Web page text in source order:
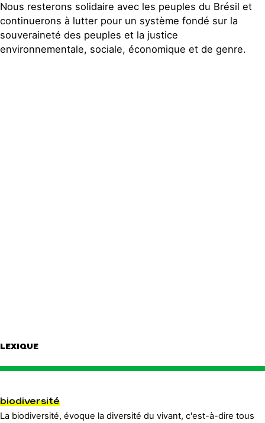
Nous resterons solidaire avec les peuples du Brésil et
continuerons à lutter pour un système fondé sur la
souveraineté des peuples et la justice
environnementale, sociale, économique et de genre.
LEXIQUE
biodiversité
La biodiversité, évoque la diversité du vivant, c'est-à-dire tous